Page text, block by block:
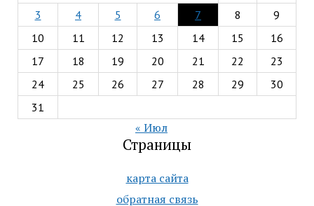
3
4 5 6 7 8
9
10
11 12 13 14 15
16
17
18 19 20 21 22
23
24
25 26 27 28 29
30
31
« Июл
Страницы
карта сайта
обратная связь